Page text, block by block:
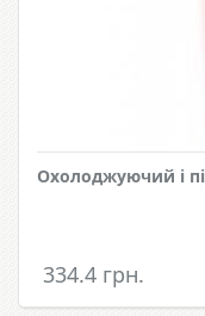
Охолоджуючий і
334.4 грн.